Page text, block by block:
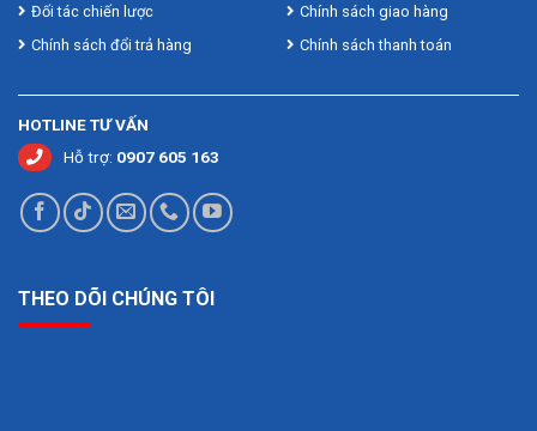
Đối tác chiến lược
Chính sách đổi trả hàng
Chính sách giao hàng
Chính sách thanh toán
HOTLINE TƯ VẤN
Hỗ trợ: 0907 605 163
THEO DÕI CHÚNG TÔI